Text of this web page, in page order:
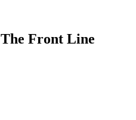
Front Line